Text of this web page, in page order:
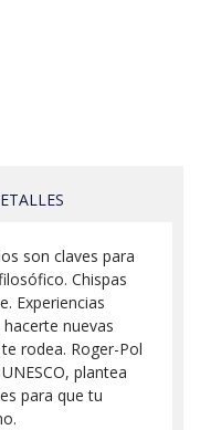
son claves para
Chispas
Experiencias
nuevas
rodea. Roger-Pol
plantea
para que tu